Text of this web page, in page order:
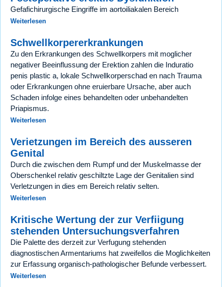
Gefafichirurgische Eingriffe im aortoiliakalen Bereich
Weiterlesen
Schwellkorpererkrankungen
Zu den Erkrankungen des Schwellkorpers mit moglicher
negativer Beeinflussung der Erektion zahlen die Induratio
penis plastic a, lokale Schwellkorperschad en nach Trauma
oder Erkrankungen ohne eruierbare Ursache, aber auch
Schaden infolge eines behandelten oder unbehandelten
Priapismus.
Weiterlesen
Verietzungen im Bereich des ausseren
Genital
Durch die zwischen dem Rumpf und der Muskelmasse der
Oberschenkel relativ geschiltzte Lage der Genitalien sind
Verletzungen in dies em Bereich relativ selten.
Weiterlesen
Kritische Wertung der zur Verfiigung
stehenden Untersuchungsverfahren
Die Palette des derzeit zur Verfugung stehenden
diagnostischen Armentariums hat zweifellos die Moglichkeiten
zur Erfassung organisch-pathologischer Befunde verbessert.
Weiterlesen